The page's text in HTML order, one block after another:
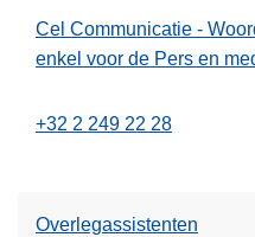
Cel Communicatie -
enkel voor de Pers en
+32 2 249 22 28
Overlegassistenten